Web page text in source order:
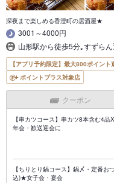
深夜まで楽しめる香澄町の居酒屋★
3001～4000円
山形駅から徒歩5分｡すずら
【アプリ予約限定】最大800ポイント
ポイントプラス対象店
クーポン
【串カツコース】串カツ8本含む4
年会・歓送迎会に
【ちりとり鍋コース】鍋〆・定番
込)★女子会・宴会